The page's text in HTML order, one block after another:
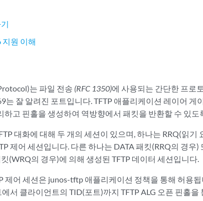
지원 이해
는 파일 전송 (RFC 1350)에 사용되는 간단한 프로
는 잘 알려진 포트입니다. TFTP 애플리케이션 레이어 게
하고 핀홀을 생성하여 역방향에서 패킷을 반환할 수 있도
대화에 대해 두 개의 세션이 있으며, 하나는 RRQ(읽기
제어 세션입니다. 다른 하나는 DATA 패킷(RRQ의 경우)
(WRQ의 경우)에 의해 생성된 TFTP 데이터 세션입니다.
제어 세션은 junos-tftp 애플리케이션 정책을 통해 허용
서 클라이언트의 TID(포트)까지 TFTP ALG 오픈 핀홀을